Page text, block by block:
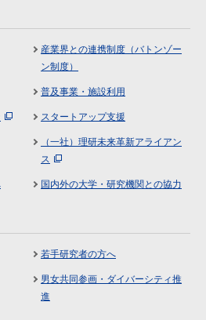
産業界との連携制度（バトンゾー
ン制度）
普及事業・施設利用
スタートアップ支援
（一社）理研未来革新アライアン
ス
国内外の大学・研究機関との協力
若手研究者の方へ
男女共同参画・ダイバーシティ推
進